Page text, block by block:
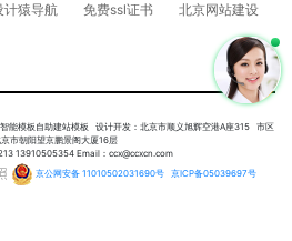
计猿导航 免费ssl证书 北京网站建设
能模板自助建站模板 设计开发：北京市顺义旭辉空港A座315 市区
京市朝阳望京鹏景阁大厦16层
13910505354 Email：ccx@ccxcn.com
京公网安备 11010502031690号
京ICP备05039697号